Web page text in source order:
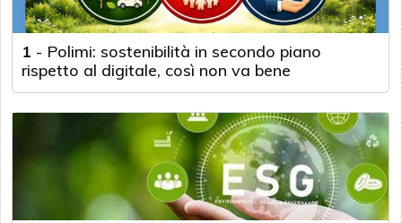
1 - Polimi: sostenibilità in secondo piano
rispetto al digitale, così non va bene